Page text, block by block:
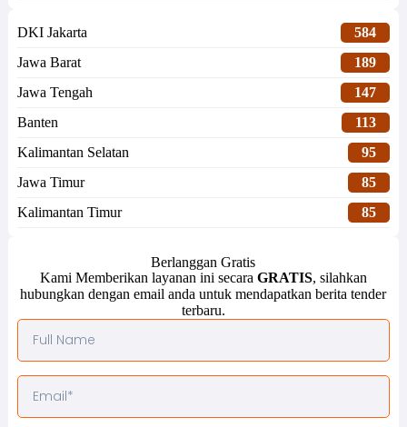
DKI Jakarta
584
Jawa Barat
189
Jawa Tengah
147
Banten
113
Kalimantan Selatan
95
Jawa Timur
85
Kalimantan Timur
85
Berlanggan Gratis
Kami Memberikan layanan ini secara GRATIS, silahkan
hubungkan dengan email anda untuk mendapatkan berita tender
terbaru.